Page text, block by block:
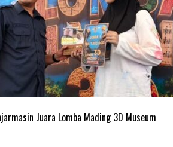
Juara Lomba Mading 3D Museum